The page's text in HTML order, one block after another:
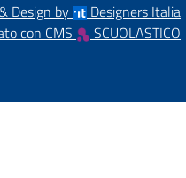
Design by
Designers Italia
con CMS
SCUOLASTICO